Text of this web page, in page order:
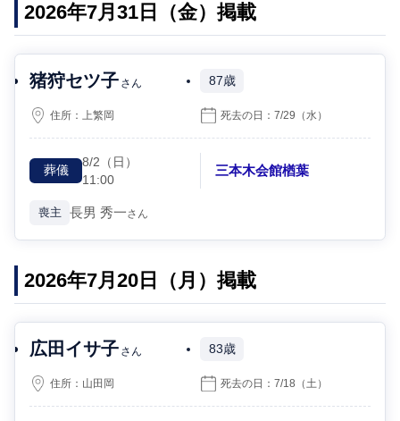
2026年7月31日（金）掲載
猪狩セツ子 さん 87歳
住所：上繁岡 死去の日：7/29 （水）
葬儀
8/2 （日）
11:00
三本木会館楢葉
喪主 長男 秀一さん
2026年7月20日（月）掲載
広田イサ子 さん 83歳
住所： 山田岡 死去の日：7/18 （土）